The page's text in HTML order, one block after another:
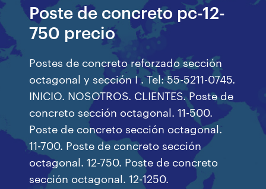
Poste de concreto pc-12-
750 precio
Postes de concreto reforzado sección
octagonal y sección I . Tel: 55-5211-0745.
INICIO. NOSOTROS. CLIENTES. Poste de
concreto sección octagonal. 11-500.
Poste de concreto sección octagonal.
11-700. Poste de concreto sección
octagonal. 12-750. Poste de concreto
sección octagonal. 12-1250.